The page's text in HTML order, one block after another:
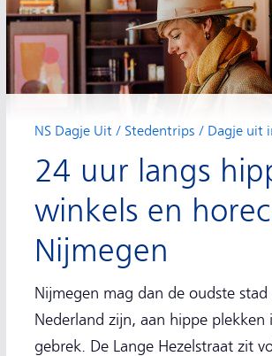
NS Dagje Uit Stedentrips Dagje uit
24 uur langs
winkels en
Nijmegen
Nijmegen mag dan de oudste stad
Nederland zijn, aan hippe plekken
gebrek. De Lange Hezelstraat zit